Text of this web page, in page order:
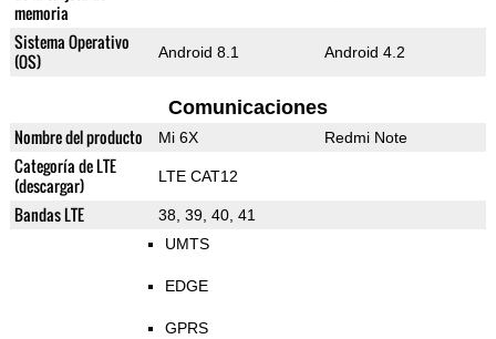
memoria
Sistema Operativo
(OS)
Android 8.1 Android 4.2
Comunicaciones
Nombre del producto Mi 6X Redmi Note
Categoría de LTE
(descargar)
LTE CAT12
Bandas LTE 38, 39, 40, 41
UMTS
EDGE
GPRS